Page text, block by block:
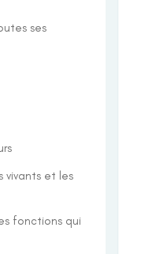
ses
vivants et les
fonctions qui